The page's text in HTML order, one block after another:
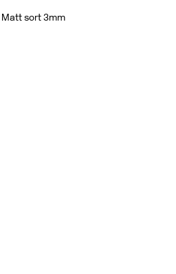
Matt sort 3mm